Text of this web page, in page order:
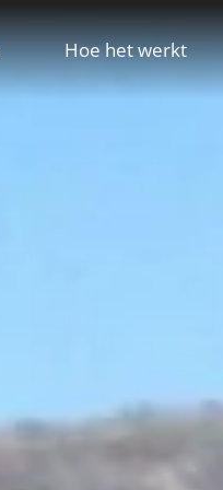
Hoe het werkt